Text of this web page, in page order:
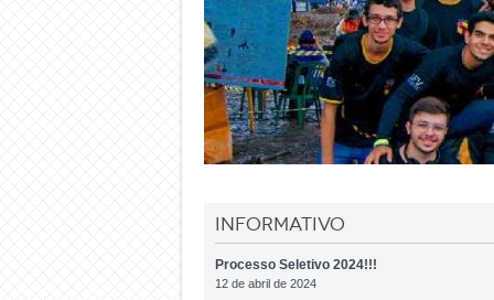
Informativo
Processo Seletivo 2024!!!
12 de abril de 2024